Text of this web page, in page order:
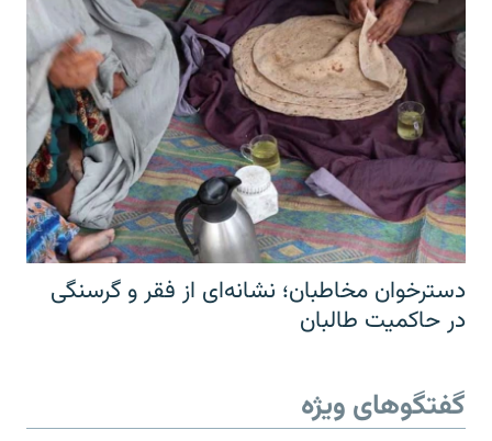
دسترخوان مخاطبان؛ نشانه‌ای از فقر و گرسنگی
در حاکمیت طالبان
گفتگوهای ویژه